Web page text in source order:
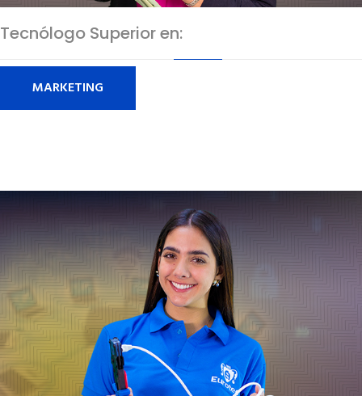
Tecnólogo Superior en:
MARKETING